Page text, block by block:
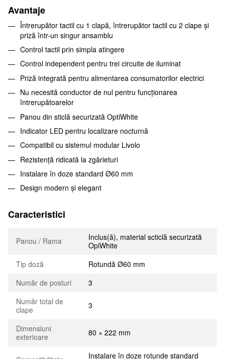
Avantaje
Întrerupător tactil cu 1 clapă, întrerupător tactil cu 2 clape și
priză într-un singur ansamblu
Control tactil prin simpla atingere
Control independent pentru trei circuite de iluminat
Priză integrată pentru alimentarea consumatorilor electrici
Nu necesită conductor de nul pentru funcționarea
întrerupătoarelor
Panou din sticlă securizată OptiWhite
Indicator LED pentru localizare nocturnă
Compatibil cu sistemul modular Livolo
Rezistență ridicată la zgârieturi
Instalare în doze standard Ø60 mm
Design modern și elegant
Caracteristici
Panou / Rama
Inclus(ă), material scticlă securizată
OpiWhite
Tip doză
Rotundă Ø60 mm
Număr de posturi
3
Număr total de
clape
3
Dimensiuni
exterioare
80 × 222 mm
Instalare în doze rotunde standard